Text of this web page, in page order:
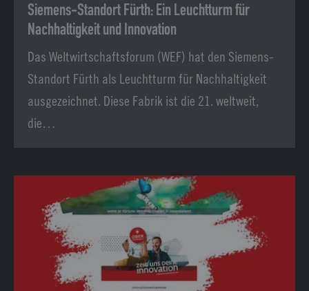
Siemens-Standort Fürth: Ein Leuchtturm für
Nachhaltigkeit und Innovation
Das Weltwirtschaftsforum (WEF) hat den Siemens-
Standort Fürth als Leuchtturm für Nachhaltigkeit
ausgezeichnet. Diese Fabrik ist die 21. weltweit,
die…